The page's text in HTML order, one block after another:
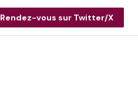
Rendez-vous sur Twitter/X